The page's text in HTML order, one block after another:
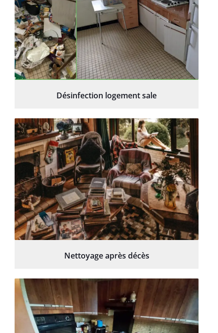
Désinfection logement sale
Nettoyage après décès